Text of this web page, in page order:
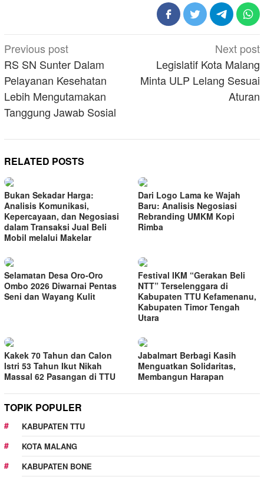
Post
navigation
Previous post
RS SN Sunter Dalam
Pelayanan Kesehatan
Lebih Mengutamakan
Tanggung Jawab Sosial
Next post
Legislatif Kota Malang
Minta ULP Lelang Sesuai
Aturan
RELATED POSTS
Bukan Sekadar Harga:
Analisis Komunikasi,
Kepercayaan, dan Negosiasi
dalam Transaksi Jual Beli
Mobil melalui Makelar
Dari Logo Lama ke Wajah
Baru: Analisis Negosiasi
Rebranding UMKM Kopi
Rimba
Selamatan Desa Oro-Oro
Ombo 2026 Diwarnai Pentas
Seni dan Wayang Kulit
Festival IKM “Gerakan Beli
NTT” Terselenggara di
Kabupaten TTU Kefamenanu,
Kabupaten Timor Tengah
Utara
Kakek 70 Tahun dan Calon
Istri 53 Tahun Ikut Nikah
Massal 62 Pasangan di TTU
Jabalmart Berbagi Kasih
Menguatkan Solidaritas,
Membangun Harapan
TOPIK POPULER
KABUPATEN TTU
KOTA MALANG
KABUPATEN BONE